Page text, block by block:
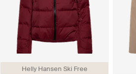
Helly Hansen Ski Free